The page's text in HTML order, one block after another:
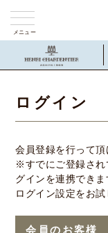
メニュー
ログイン
会員登録を行って頂
※すでにご登録され
グインを連携でき
ログイン設定をお試
会員のお客様